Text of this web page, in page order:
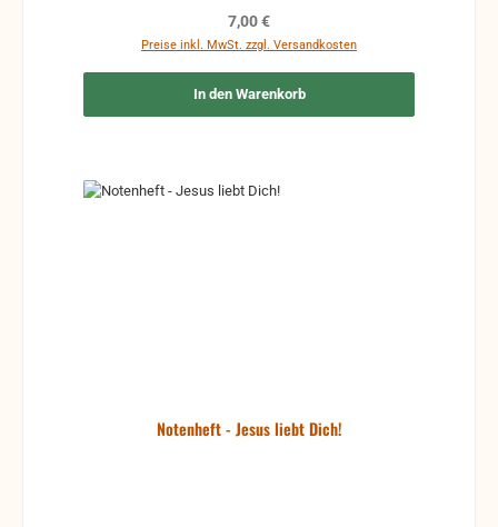
Regulärer Preis:
7,00 €
Preise inkl. MwSt. zzgl. Versandkosten
In den Warenkorb
Notenheft - Jesus liebt Dich!